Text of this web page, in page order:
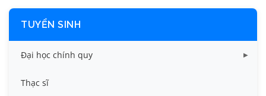
TUYỂN SINH
Đại học chính quy
Điểm chuẩn các năm
Thạc sĩ